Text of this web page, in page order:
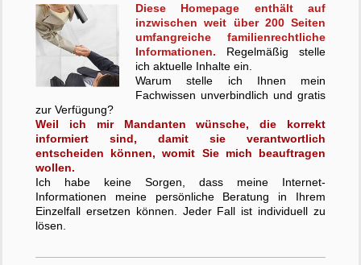
Diese Homepage enthält auf
inzwischen weit über 200 Seiten
umfangreiche familienrechtliche
Informationen.
Regelmäßig stelle
ich aktuelle Inhalte ein.
Warum stelle ich Ihnen mein
Fachwissen unverbindlich und gratis
zur Verfügung?
Weil ich mir Mandanten wünsche, die korrekt
informiert sind, damit sie verantwortlich
entscheiden können, womit Sie mich beauftragen
wollen.
Ich habe keine Sorgen, dass meine Internet-
Informationen meine persönliche Beratung in Ihrem
Einzelfall ersetzen können. Jeder Fall ist individuell zu
lösen.